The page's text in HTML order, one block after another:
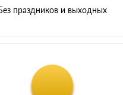
праздников и выходных